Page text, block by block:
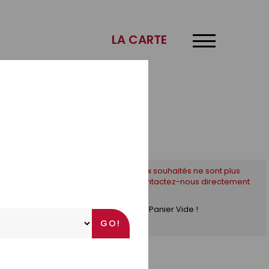
LA CARTE
* Si les créneaux souhaités ne sont plus
disponibles, contactez-nous directement
Panier Vide !